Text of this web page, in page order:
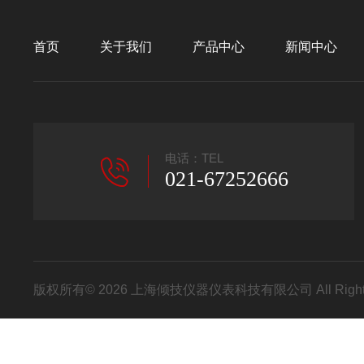
首页 关于我们 产品中心 新闻中心
电话：TEL
021-67252666
版权所有© 2026 上海倾技仪器仪表科技有限公司 All